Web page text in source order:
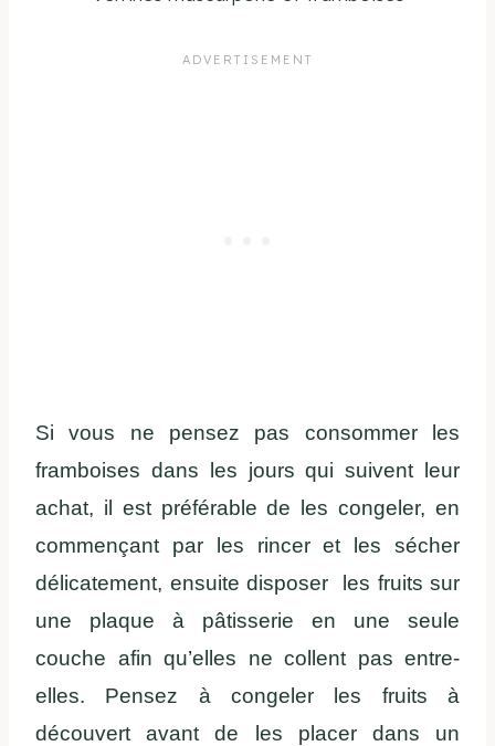
Si vous ne pensez pas consommer les
framboises dans les jours qui suivent leur
achat, il est préférable de les congeler, en
commençant par les rincer et les sécher
délicatement, ensuite disposer les fruits sur
une plaque à pâtisserie en une seule
couche afin qu’elles ne collent pas entre-
elles. Pensez à congeler les fruits à
découvert avant de les placer dans un